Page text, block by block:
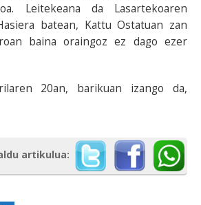
Leitekeana da Lasartekoaren
batean, Kattu Ostatuan zan
baina oraingoz ez dago ezer
20an, barikuan izango da,
artikulua: